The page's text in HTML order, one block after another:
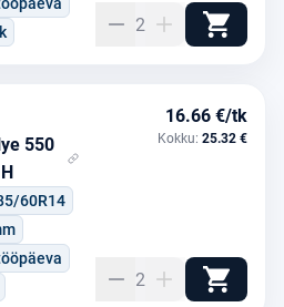
2
550
60R14
16.66 €/tk
Kokku: 25.32 €
2